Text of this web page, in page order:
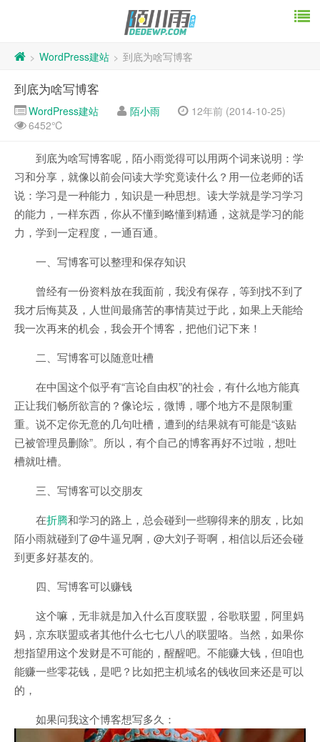
> WordPress建站 > 到底为啥写博客
到底为啥写博客
WordPress建站 陌小雨
12年前 (2014-10-25)
6452℃
到底为啥写博客呢，陌小雨觉得可以用两个词来说明：学
习和分享，就像以前会问读大学究竟读什么？用一位老师的话
说：学习是一种能力，知识是一种思想。读大学就是学习学习
的能力，一样东西，你从不懂到略懂到精通，这就是学习的能
力，学到一定程度，一通百通。
一、写博客可以整理和保存知识
曾经有一份资料放在我面前，我没有保存，等到找不到了
我才后悔莫及，人世间最痛苦的事情莫过于此，如果上天能给
我一次再来的机会，我会开个博客，把他们记下来！
二、写博客可以随意吐槽
在中国这个似乎有“言论自由权”的社会，有什么地方能真
正让我们畅所欲言的？像论坛，微博，哪个地方不是限制重
重。说不定你无意的几句吐槽，遭到的结果就有可能是“该贴
已被管理员删除”。所以，有个自己的博客再好不过啦，想吐
槽就吐槽。
三、写博客可以交朋友
在折腾和学习的路上，总会碰到一些聊得来的朋友，比如
陌小雨就碰到了@牛逼兄啊，@大刘子哥啊，相信以后还会碰
到更多好基友的。
四、写博客可以赚钱
这个嘛，无非就是加入什么百度联盟，谷歌联盟，阿里妈
妈，京东联盟或者其他什么七七八八的联盟咯。当然，如果你
想指望用这个发财是不可能的，醒醒吧。不能赚大钱，但咱也
能赚一些零花钱，是吧？比如把主机域名的钱收回来还是可以
的，
如果问我这个博客想写多久：